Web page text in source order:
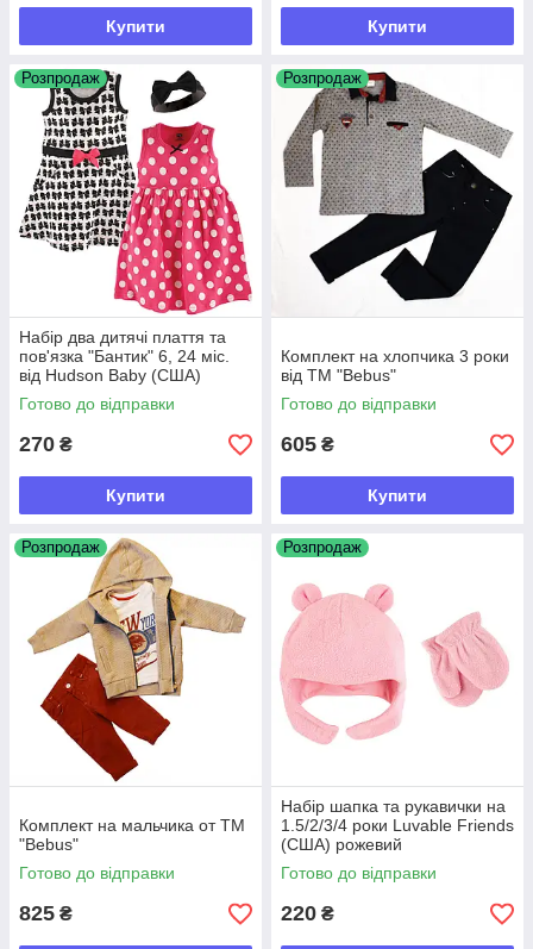
Купити Купити
Розпродаж
Набір два дитячі плаття та
пов'язка "Бантик" 6, 24 міс.
від Hudson Baby (США)
Готово до відправки
270 ₴
Купити
Розпродаж
Комплект на хлопчика 3 роки
від ТМ "Bebus"
Готово до відправки
605 ₴
Купити
Розпродаж
Комплект на мальчика от ТМ
"Bebus"
Готово до відправки
825 ₴
Розпродаж
Набір шапка та рукавички на
1.5/2/3/4 роки Luvable Friends
(США) рожевий
Готово до відправки
220 ₴